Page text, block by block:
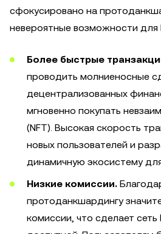
сфокусировано на
невероятные возможности для
Более быстрые
проводить молниеносные
децентрализованных
мгновенно покупать
(NFT). Высокая скорость
новых пользователей и
динамичную экосистему
Низкие комиссии.
протоданкшардингу
комиссии, что сделает